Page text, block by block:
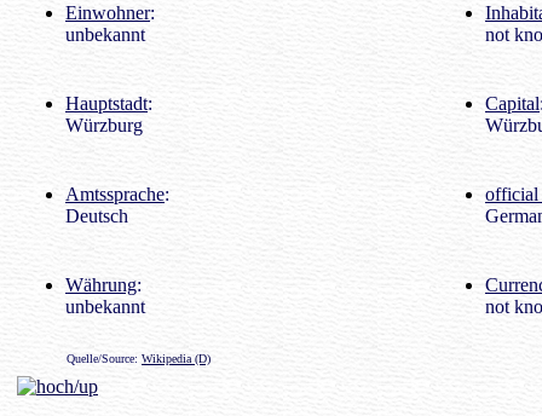
Einwohner:
unbekannt
not
Hauptstadt:
Würzburg
Capital
Amtssprache:
Deutsch
official
Währung:
unbekannt
not
Quelle/Source: Wikipedia (D)